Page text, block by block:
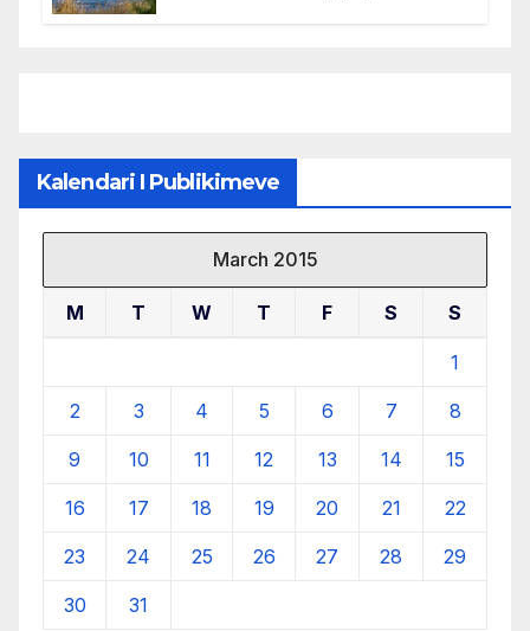
Kalendari I Publikimeve
March 2015
M T W T F S S
1
2 3 4 5 6 7 8
9 10 11 12 13 14 15
16 17 18 19 20 21 22
23 24 25 26 27 28 29
30 31